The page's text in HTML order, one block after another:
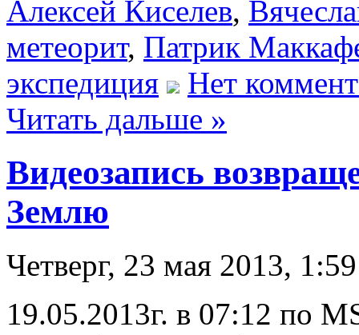
Алексей Киселев,
метеорит, Патрик
экспедиция
Нет
Читать дальше »
Видеозапись
Землю
Четверг, 23 мая 2013, 1:59
19.05.2013г. в 07:12 по